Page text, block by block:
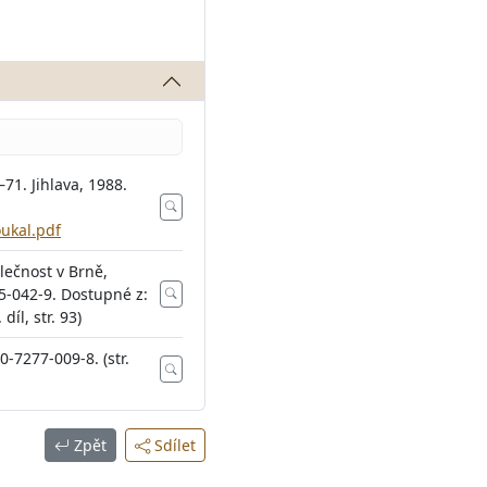
Jihlava, 1988.
v Brně,
042-9. Dostupné z:
díl, str. 93)
7277-009-8. (str.
Zpět Sdílet